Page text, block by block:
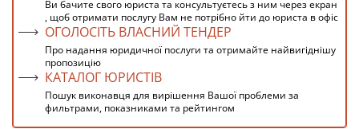
Ви бачите свого юриста та консультуєтесь з ним через екран
, щоб отримати послугу Вам не потрібно йти до юриста в офіс
ОГОЛОСІТЬ ВЛАСНИЙ ТЕНДЕР
Про надання юридичної послуги та отримайте найвигіднішу
пропозицію
КАТАЛОГ ЮРИСТІВ
Пошук виконавця для вирішення Вашої проблеми за
фильтрами, показниками та рейтингом